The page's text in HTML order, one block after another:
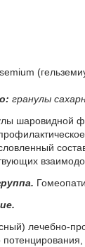
гранулы
шаровидной
лечебно-